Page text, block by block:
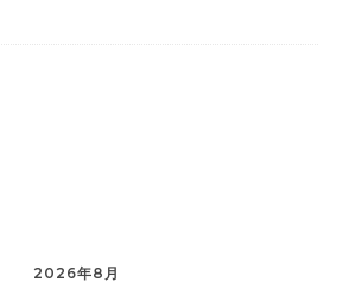
2026年8月